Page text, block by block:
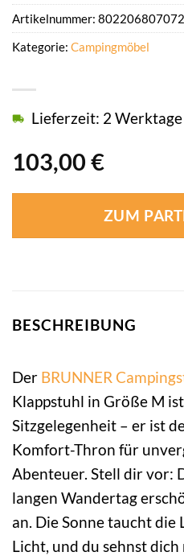
103,00 €
Lieferzeit: 2 Werktage
ZUM
Artikelnummer:
Kategorie: Campingmöbel
BESCHREIBUNG
Der BRUNNER
Klappstuhl in Größe M
Sitzgelegenheit – er ist
Komfort-Thron für
Abenteuer. Stell dir vor:
langen Wandertag
an. Die Sonne taucht die
Licht, und du sehnst